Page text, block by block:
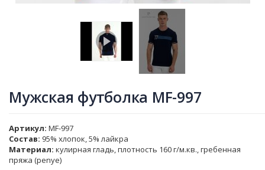
Мужская футболка MF-997
Артикул MF-997
Состав: 95% хлопок, 5% лайкра
Материал: кулирная гладь, плотность 160 г/м.кв., гребенная
пряжа (penye)